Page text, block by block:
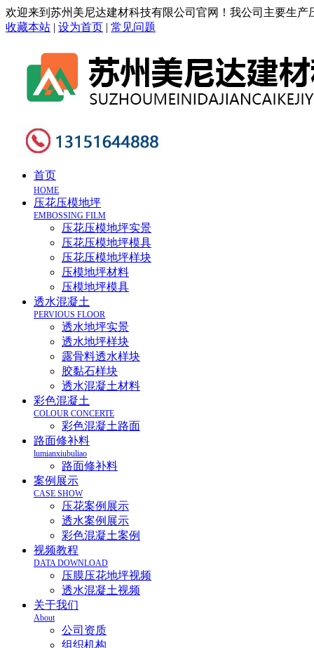
欢迎来到苏州美尼达建材科技有限公司官网！我公司主要生
收藏本站 | 设为首页 | 常见问题
首页
HOME
压花压模地坪
EMBOSSING FILM
压花压模地坪实景
压花压模地坪模具
压花压模地坪样块
压模地坪材料
压模地坪模具
透水混凝土
PERVIOUS FLOOR
透水地坪实景
透水地坪样块
露骨料透水样块
胶黏石样块
透水混凝土材料
彩色混凝土
COLOUR CONCERTE
彩色混凝土路面
路面修补料
lumianxiubuliao
路面修补料
案例展示
CASE SHOW
压花案例展示
透水案例展示
彩色混凝土案例
视频教程
DATA DOWNLOAD
压膜压花地坪视频
透水混凝土视频
关于我们
About
公司资质
组织机构